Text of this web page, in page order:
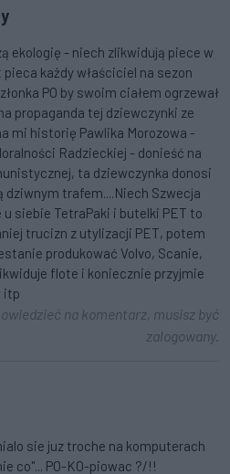
ekologię - niech zlikwidują piece w
każdy właściciel na sezon
PO by swoim ciałem ogrzewał
propaganda tej dziewczynki ze
mi historię Pawlika Morozowa -
Radzieckiej - donieść na
ta dziewczynka donosi
dziwnym trafem....Niech Szwecja
siebie TetraPaki i butelki PET to
trucizn z utylizacji PET, potem
produkować Volvo, Scanie,
flote i koniecznie przyjmie
itp
na komentarz, musisz być
zalogowany.
sie juz troche na komputerach
co"... PO-KO-piowac ?/!!